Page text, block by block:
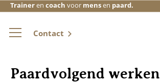
Traineren coach voor mensen paard.
Contact
Paardvolgend werken